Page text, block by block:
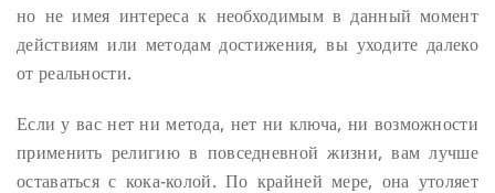
но не имея интереса к необходимым в данный момент
действиям или методам достижения, вы уходите далеко
от реальности.
Если у вас нет ни метода, нет ни ключа, ни возможности
применить религию в повседневной жизни, вам лучше
оставаться с кока-колой. По крайней мере, она утоляет